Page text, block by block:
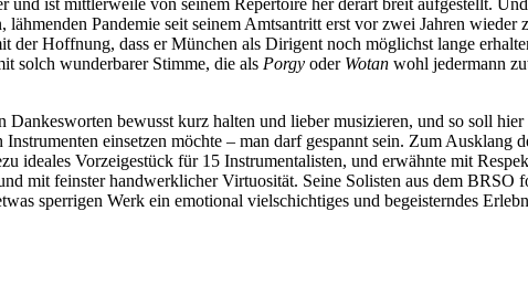
lähmenden Pandemie seit seinem Amtsantritt erst vor zwei Jahren
der Hoffnung, dass er München als Dirigent noch möglichst lange
solch wunderbarer Stimme, die als Porgy oder Wotan wohl jedermann
Dankesworten bewusst kurz halten und lieber musizieren, und so soll
Instrumenten einsetzen möchte – man darf gespannt sein. Zum Ausklang
ideales Vorzeigestück für 15 Instrumentalisten, und erwähnte mit
mit feinster handwerklicher Virtuosität. Seine Solisten aus dem
sperrigen Werk ein emotional vielschichtiges und begeisterndes